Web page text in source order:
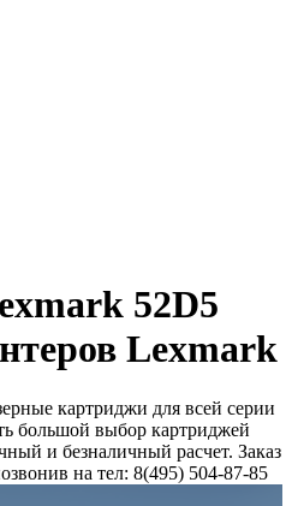
52D5
Lexmark
картриджи для всей серии
большой выбор картриджей
и безналичный расчет. Заказ
на тел: 8(495) 504-87-85